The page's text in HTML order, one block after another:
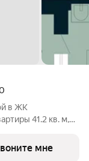
в ЖК
кв. м,
мне